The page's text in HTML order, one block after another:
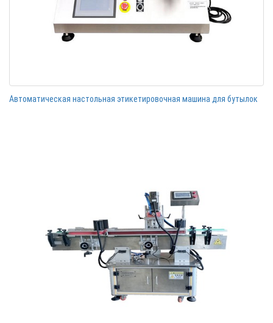
Автоматическая настольная этикетировочная машина для бутылок